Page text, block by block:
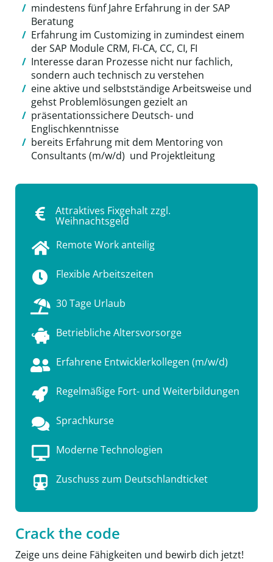
mindestens fünf Jahre Erfahrung in der SAP
Beratung
Erfahrung im Customizing in zumindest einem
der SAP Module CRM, FI-CA, CC, CI, FI
Interesse daran Prozesse nicht nur fachlich,
sondern auch technisch zu verstehen
eine aktive und selbstständige Arbeitsweise und
gehst Problemlösungen gezielt an
präsentationssichere Deutsch- und
Englischkenntnisse
bereits Erfahrung mit dem Mentoring von
Consultants (m/w/d) und Projektleitung
Attraktives Fixgehalt zzgl.
Weihnachtsgeld
Remote Work anteilig
Flexible Arbeitszeiten
30 Tage Urlaub
Betriebliche Altersvorsorge
Erfahrene Entwicklerkollegen (m/w/d)
Regelmäßige Fort- und Weiterbildungen
Sprachkurse
Moderne Technologien
Zuschuss zum Deutschlandticket
Crack the code
Zeige uns deine Fähigkeiten und bewirb dich jetzt!